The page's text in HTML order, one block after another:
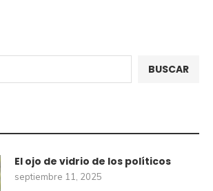
BUSCAR
El ojo de vidrio de los políticos
septiembre 11, 2025